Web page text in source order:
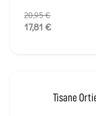
20,95 €
17,81 €
Tisane